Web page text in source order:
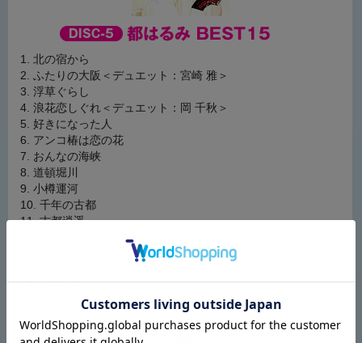
北の宿から
ふたりの大阪＜デュエット：宮崎 雅＞
浮草ぐらし
浪花恋しぐれ＜デュエット：岡 千秋＞
好きになった人
アンコ椿は恋の花
おんなの海峡
道頓堀川
小樽運河
千年の古都
古都逍遥
大阪しぐれ